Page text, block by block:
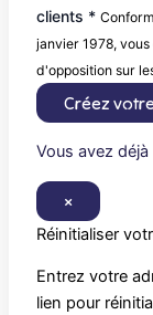
clients *
janvier 1978,
d'opposition sur
Créez
Vous avez
×
Réinitialiser
Entrez votre
lien pour